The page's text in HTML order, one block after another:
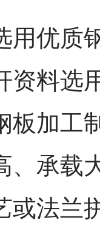
用优质
资料选
板加工
、承载
或法兰